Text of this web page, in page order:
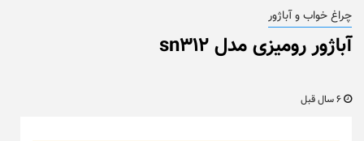
چراغ خواب و آباژور
آباژور رومیزی مدل sn312